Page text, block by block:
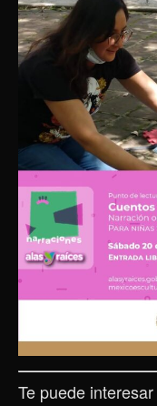
Te puede